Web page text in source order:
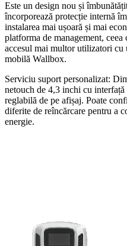
Este un design nou și
încorporează protecție internă
instalarea mai ușoară și mai
platforma de management,
accesul mai multor utilizatori
mobilă Wallbox.
Serviciu suport personalizat:
netouch de 4,3 inchi cu
reglabilă de pe afișaj. Poate
diferite de reîncărcare pentru a
energie.